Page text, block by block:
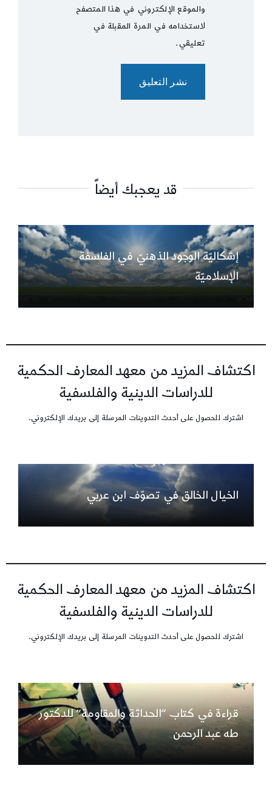
والموقع الإلكتروني في هذا المتصفح
لاستخدامه في المرة المقبلة في
تعليقي.
قد يعجبك أيضاً
إشكاليّة الوجود الذهنيّ في الفلسفة
الإسلاميّة
اكتشاف المزيد من معهد المعارف الحكمية
للدراسات الدينية والفلسفية
اشترك للحصول على أحدث التدوينات المرسلة إلى بريدك الإلكتروني.
الخيال الخالق في تصوّف ابن عربي
اكتشاف المزيد من معهد المعارف الحكمية
للدراسات الدينية والفلسفية
اشترك للحصول على أحدث التدوينات المرسلة إلى بريدك الإلكتروني.
قراءة في كتاب “الحداثة والمقاومة” للدكتور
طه عبد الرحمن